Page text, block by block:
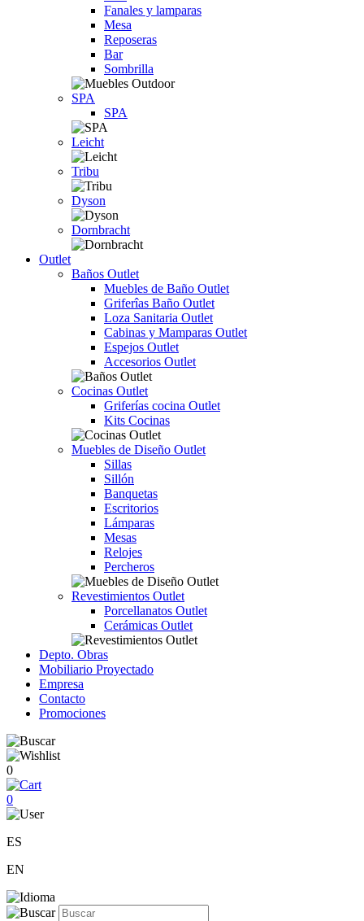
Fanales y lamparas
Mesa
Reposeras
Bar
Sombrilla
SPA
SPA
Leicht
Tribu
Dyson
Dornbracht
Outlet
Baños Outlet
Muebles de Baño Outlet
Griferîas Baño Outlet
Loza Sanitaria Outlet
Cabinas y Mamparas Outlet
Espejos Outlet
Accesorios Outlet
Cocinas Outlet
Griferías cocina Outlet
Kits Cocinas
Muebles de Diseño Outlet
Sillas
Sillón
Banquetas
Escritorios
Lámparas
Mesas
Relojes
Percheros
Revestimientos Outlet
Porcellanatos Outlet
Cerámicas Outlet
Depto. Obras
Mobiliario Proyectado
Empresa
Contacto
Promociones
0
0
ES
EN